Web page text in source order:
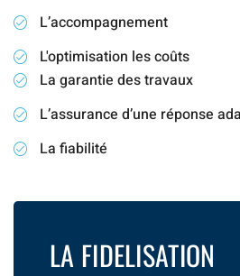
L’accompagnement
L'optimisation les coûts
La garantie des travaux
L’assurance d’une réponse
La fiabilité
LA FIDELISATION